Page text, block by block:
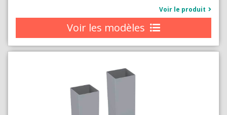
Voir le produit
Voir les modèles